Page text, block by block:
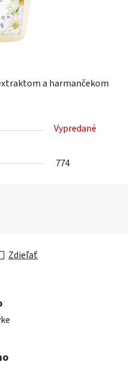
a harmančekom
Vypredané
774
Zdieľať